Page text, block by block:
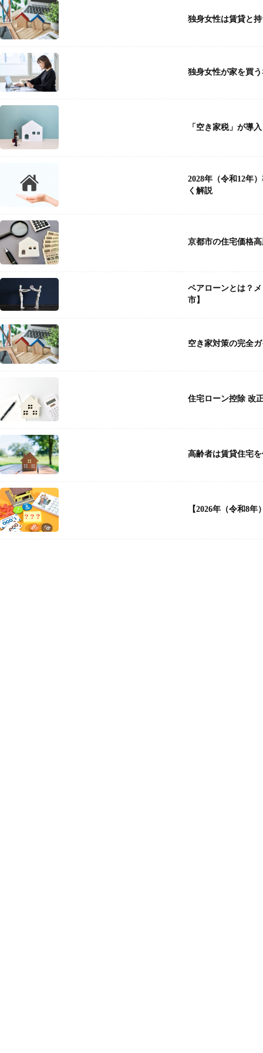
独身女性は賃貸と
独身女性が家を買
「空き家税」が導
2028年（令和12年
く解説
京都市の住宅価格
ペアローンとは？
市】
空き家対策の完全
住宅ローン控除 改
高齢者は賃貸住宅
【2026年（令和8